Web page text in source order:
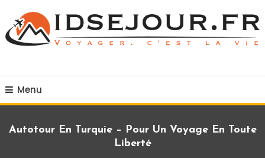
Content
Menu
Autotour En Turquie – Pour Un Voyage En Toute
Liberté